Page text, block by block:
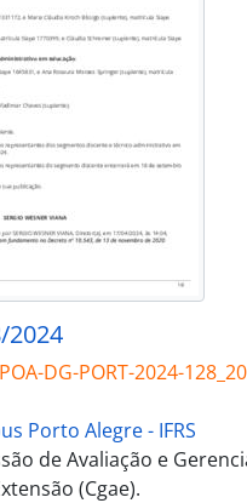
2024
DG-PORT-2024-
Porto Alegre - IFRS
de Avaliação e
(Cgae).